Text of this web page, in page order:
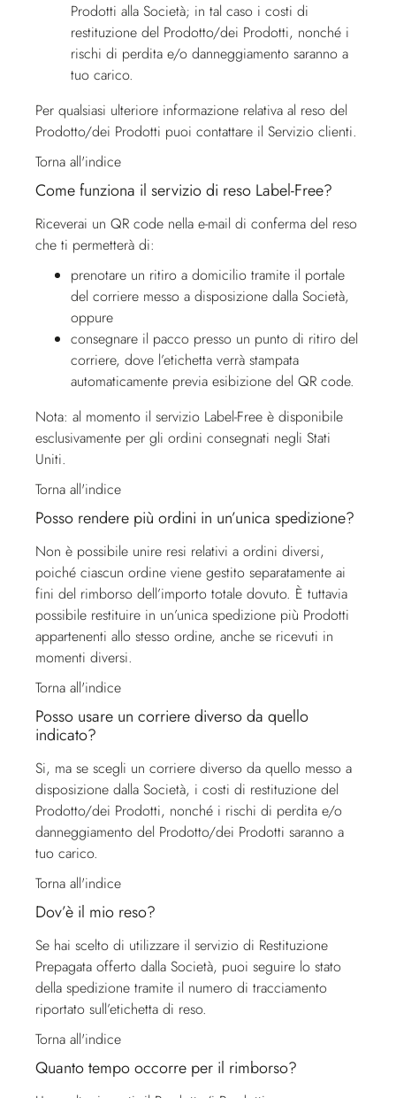
Prodotti alla Società; in tal caso i costi di
restituzione del Prodotto/dei Prodotti, nonché i
rischi di perdita e/o danneggiamento saranno a
tuo carico.
Per qualsiasi ulteriore informazione relativa al reso del
Prodotto/dei Prodotti puoi contattare il Servizio clienti.
Torna all'indice
Come funziona il servizio di reso Label-Free?
Riceverai un QR code nella e-mail di conferma del reso
che ti permetterà di:
prenotare un ritiro a domicilio tramite il portale
del corriere messo a disposizione dalla Società,
oppure
consegnare il pacco presso un punto di ritiro del
corriere, dove l’etichetta verrà stampata
automaticamente previa esibizione del QR code.
Nota: al momento il servizio Label-Free è disponibile
esclusivamente per gli ordini consegnati negli Stati
Uniti.
Torna all'indice
Posso rendere più ordini in un’unica spedizione?
Non è possibile unire resi relativi a ordini diversi,
poiché ciascun ordine viene gestito separatamente ai
fini del rimborso dell’importo totale dovuto. È tuttavia
possibile restituire in un’unica spedizione più Prodotti
appartenenti allo stesso ordine, anche se ricevuti in
momenti diversi.
Torna all'indice
Posso usare un corriere diverso da quello
indicato?
Si, ma se scegli un corriere diverso da quello messo a
disposizione dalla Società, i costi di restituzione del
Prodotto/dei Prodotti, nonché i rischi di perdita e/o
danneggiamento del Prodotto/dei Prodotti saranno a
tuo carico.
Torna all'indice
Dov’è il mio reso?
Se hai scelto di utilizzare il servizio di Restituzione
Prepagata offerto dalla Società, puoi seguire lo stato
della spedizione tramite il numero di tracciamento
riportato sull’etichetta di reso.
Torna all'indice
Quanto tempo occorre per il rimborso?